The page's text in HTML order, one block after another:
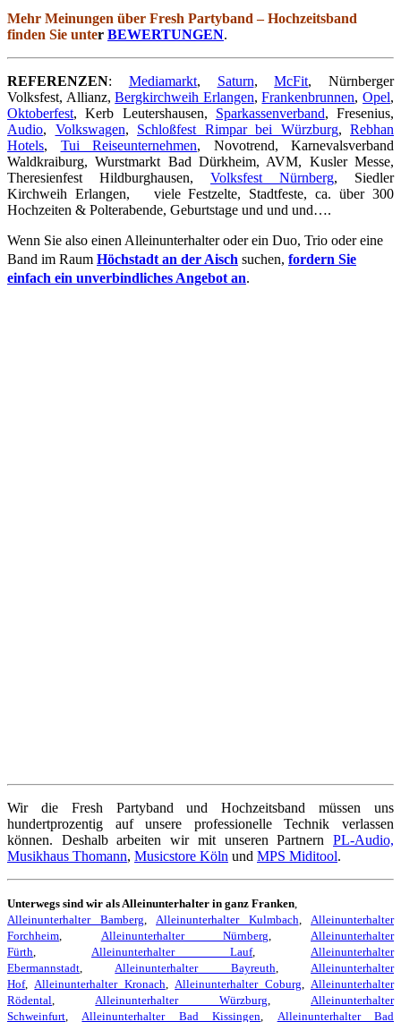
Mehr Meinungen über Fresh Partyband – Hochzeitsband
finden Sie unter BEWERTUNGEN.
REFERENZEN: Mediamarkt, Saturn,McFit, Nürnberger
Volksfest, Allianz,Bergkirchweih Erlangen,Frankenbrunnen,Opel,
Oktoberfest, Kerb Leutershausen, Sparkassenverband, Fresenius,
Audio, Volkswagen, Schloßfest Rimpar bei Würzburg, Rebhan
Hotels, Tui Reiseunternehmen, Novotrend, Karnevalsverband
Waldkraiburg, Wurstmarkt Bad Dürkheim, AVM, Kusler Messe,
Theresienfest Hildburghausen, Volksfest Nürnberg, Siedler
Kirchweih Erlangen, viele Festzelte, Stadtfeste, ca. über 300
Hochzeiten & Polterabende, Geburtstage und und und….
Wenn Sie also einen Alleinunterhalter oder ein Duo, Trio oder eine
Band im Raum Höchstadt an der Aisch suchen, fordern Sie
einfach ein unverbindliches Angebot an.
Wir die Fresh Partyband und Hochzeitsband müssen uns
hundertprozentig auf unsere professionelle Technik verlassen
können. Deshalb arbeiten wir mit unseren Partnern PL-Audio,
Musikhaus Thomann, Musicstore Köln und MPS Miditool.
Unterwegs sind wir als Alleinunterhalter in ganz Franken,
Alleinunterhalter Bamberg, Alleinunterhalter Kulmbach, Alleinunterhalter
Forchheim, Alleinunterhalter Nürnberg,Alleinunterhalter
Fürth, Alleinunterhalter Lauf, Alleinunterhalter
Ebermannstadt,Alleinunterhalter Bayreuth,Alleinunterhalter
Hof,Alleinunterhalter Kronach,Alleinunterhalter Coburg,Alleinunterhalter
Rödental,Alleinunterhalter Würzburg,Alleinunterhalter
Schweinfurt,Alleinunterhalter Bad Kissingen, Alleinunterhalter Bad